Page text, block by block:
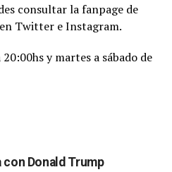
consultar la fanpage de
TwittereInstagram.
y martes a sábado de
Donald Trump